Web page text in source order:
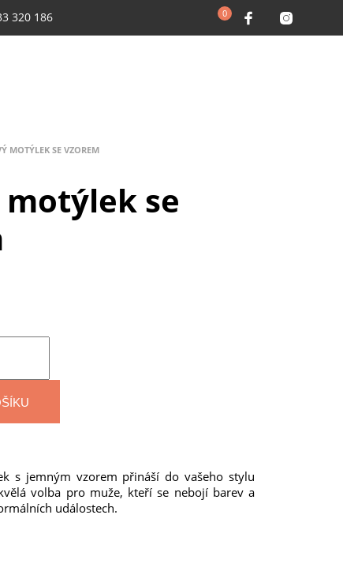
320 186 0
MOTÝLEK SE VZOREM
motýlek se
s jemným vzorem přináší do vašeho stylu
volba pro muže, kteří se nebojí barev a
událostech.